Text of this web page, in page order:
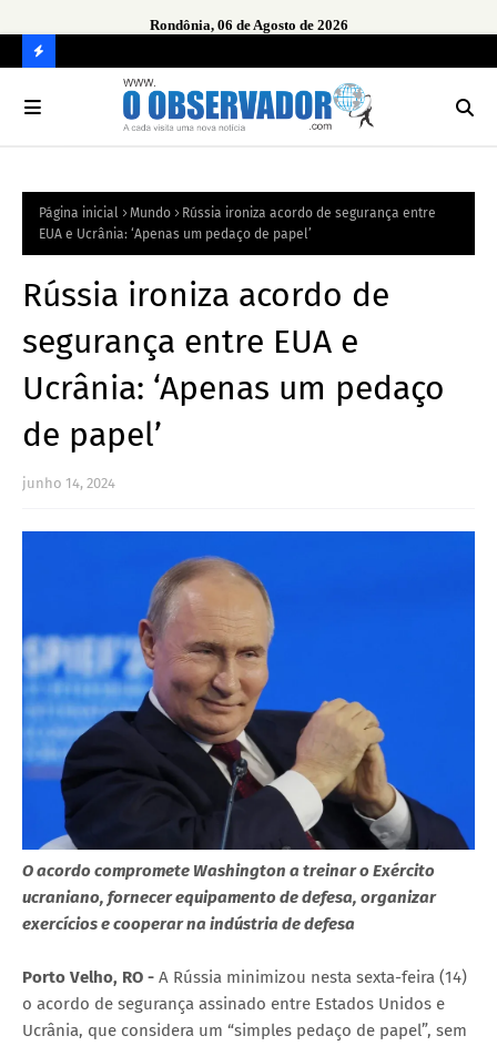
Rondônia, 06 de Agosto de 2026
O
RPágina inicial Mundo
Rússia ironiza acordo de segurança entre
EUA e Ucrânia: ‘Apenas um pedaço de papel’
Rússia ironiza acordo de
segurança entre EUA e
Ucrânia: ‘Apenas um pedaço
de papel’
junho 14, 2024
O acordo compromete Washington a treinar o Exército
ucraniano, fornecer equipamento de defesa, organizar
exercícios e cooperar na indústria de defesa
Porto Velho, RO - A Rússia minimizou nesta sexta-feira (14)
o acordo de segurança assinado entre Estados Unidos e
Ucrânia, que considera um “simples pedaço de papel”, sem